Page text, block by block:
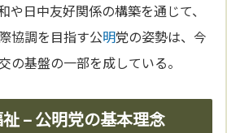
や日中友好関係の構築を通じて、
際協調を目指す公明党の姿勢は、今
の基盤の一部を成している。
– 公明党の基本理念